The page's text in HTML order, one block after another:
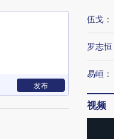
发布
伍戈 ：
罗志恒
易峘 ：
视频